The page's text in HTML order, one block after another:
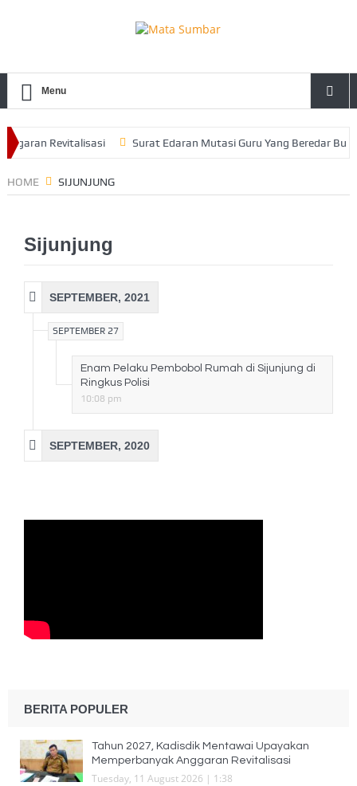
Menu
Revitalisasi Surat Edaran Mutasi Guru Yang Beredar
HOME SIJUNJUNG
Sijunjung
SEPTEMBER, 2021
SEPTEMBER 27
Enam Pelaku Pembobol Rumah di Sijunjung di
Ringkus Polisi
10:08 pm
SEPTEMBER, 2020
BERITA POPULER
Tahun 2027, Kadisdik Mentawai Upayakan
Memperbanyak Anggaran Revitalisasi
Tuesday, 11 August 2026 | 1:38